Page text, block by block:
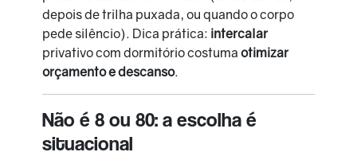
depois de trilha puxada, ou quando o corpo
pede silêncio). Dica prática: intercalar
privativo com dormitório costuma otimizar
orçamento e descanso.
Não é 8 ou 80: a escolha é
situacional